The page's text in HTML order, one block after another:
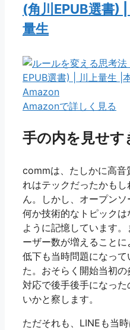
(角川EPUB選書)
量生
Amazonで詳しく見る
手の内を見せす
commは、たしかに高音
れはテックだったかもし
ん。しかし、オープン
何か技術的なトピックは
ように記憶しています。
ーザー数が増えることに
低下も当時問題になって
た。おそらく開始当初の
対応で後手後手になった
いかと察します。
ただそれも、LINEも当